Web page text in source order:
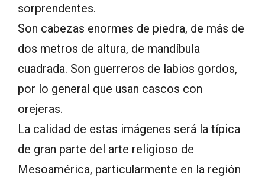
sorprendentes.
Son cabezas enormes de piedra, de más de
dos metros de altura, de mandíbula
cuadrada. Son guerreros de labios gordos,
por lo general que usan cascos con
orejeras.
La calidad de estas imágenes será la típica
de gran parte del arte religioso de
Mesoamérica, particularmente en la región